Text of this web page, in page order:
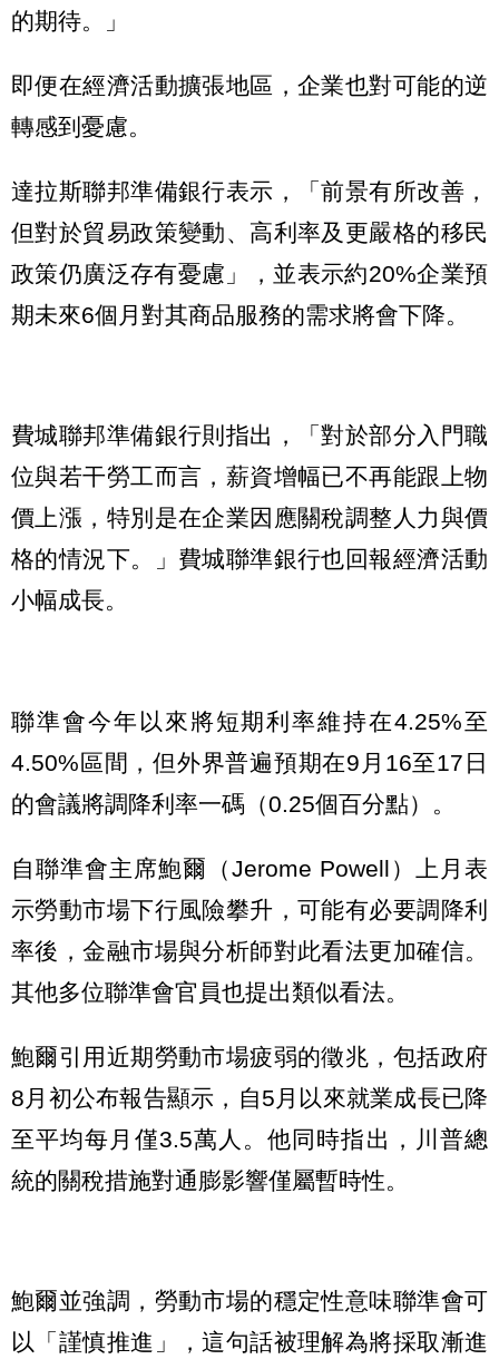
的期待。」
即便在經濟活動擴張地區，企業也對可能的逆
轉感到憂慮。
達拉斯聯邦準備銀行表示，「前景有所改善，
但對於貿易政策變動、高利率及更嚴格的移民
政策仍廣泛存有憂慮」，並表示約20%企業預
期未來6個月對其商品服務的需求將會下降。
費城聯邦準備銀行則指出，「對於部分入門職
位與若干勞工而言，薪資增幅已不再能跟上物
價上漲，特別是在企業因應關稅調整人力與價
格的情況下。」費城聯準銀行也回報經濟活動
小幅成長。
聯準會今年以來將短期利率維持在4.25%至
4.50%區間，但外界普遍預期在9月16至17日
的會議將調降利率一碼（0.25個百分點）。
自聯準會主席鮑爾（Jerome Powell）上月表
示勞動市場下行風險攀升，可能有必要調降利
率後，金融市場與分析師對此看法更加確信。
其他多位聯準會官員也提出類似看法。
鮑爾引用近期勞動市場疲弱的徵兆，包括政府
8月初公布報告顯示，自5月以來就業成長已降
至平均每月僅3.5萬人。他同時指出，川普總
統的關稅措施對通膨影響僅屬暫時性。
鮑爾並強調，勞動市場的穩定性意味聯準會可
以「謹慎推進」，這句話被理解為將採取漸進